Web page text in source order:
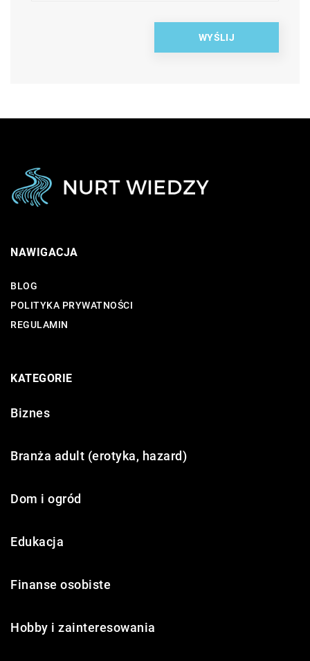
NAWIGACJA
BLOG
POLITYKA PRYWATNOŚCI
REGULAMIN
KATEGORIE
Biznes
Branża adult (erotyka, hazard)
Dom i ogród
Edukacja
Finanse osobiste
Hobby i zainteresowania